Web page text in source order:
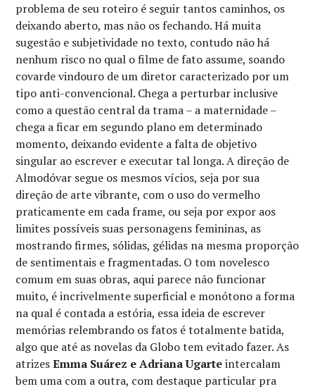
problema de seu roteiro é seguir tantos caminhos, os
deixando aberto, mas não os fechando. Há muita
sugestão e subjetividade no texto, contudo não há
nenhum risco no qual o filme de fato assume, soando
covarde vindouro de um diretor caracterizado por um
tipo anti-convencional. Chega a perturbar inclusive
como a questão central da trama – a maternidade –
chega a ficar em segundo plano em determinado
momento, deixando evidente a falta de objetivo
singular ao escrever e executar tal longa. A direção de
Almodóvar segue os mesmos vícios, seja por sua
direção de arte vibrante, com o uso do vermelho
praticamente em cada frame, ou seja por expor aos
limites possíveis suas personagens femininas, as
mostrando firmes, sólidas, gélidas na mesma proporção
de sentimentais e fragmentadas. O tom novelesco
comum em suas obras, aqui parece não funcionar
muito, é incrivelmente superficial e monótono a forma
na qual é contada a estória, essa ideia de escrever
memórias relembrando os fatos é totalmente batida,
algo que até as novelas da Globo tem evitado fazer. As
atrizesEmma Suárez e Adriana Ugarteintercalam
bem uma com a outra, com destaque particular pra